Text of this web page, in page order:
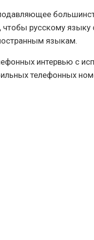
чтобы русскому
языкам.
интервью с
телефонных